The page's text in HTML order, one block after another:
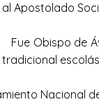
al Apostolado
Fue Obispo de
tradicional
Nacional